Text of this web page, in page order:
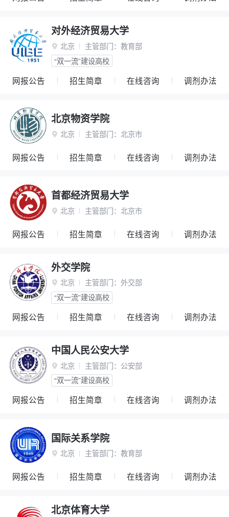
对外经济贸易大学
 北京 主管部门： 教育部
“双一流”建设高校
网报公告 招生简章 在线咨询 调剂办法
北京物资学院
 北京 主管部门： 北京市
网报公告 招生简章 在线咨询 调剂办法
首都经济贸易大学
 北京 主管部门： 北京市
网报公告 招生简章 在线咨询 调剂办法
外交学院
 北京 主管部门： 外交部
“双一流”建设高校
网报公告 招生简章 在线咨询 调剂办法
中国人民公安大学
 北京 主管部门： 公安部
“双一流”建设高校
网报公告 招生简章 在线咨询 调剂办法
国际关系学院
 北京 主管部门： 教育部
网报公告 招生简章 在线咨询 调剂办法
北京体育大学